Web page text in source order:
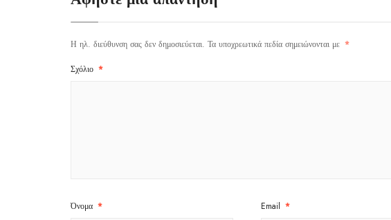
Η ηλ. διεύθυνση σας δεν δημοσιεύεται. Τα υποχρεωτικά πεδία σημειώνονται με *
Σχόλιο *
Όνομα * Email *